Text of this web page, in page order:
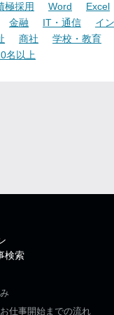
極採用
Word Excel
金融 IT・通信 イ
商社 学校・教育
名以上
検索
仕事開始までの流れ